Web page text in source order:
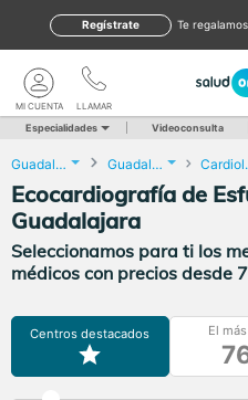
te regalamos
Regístrate
LLAMAR
MI CUENTA
Especialidades Videoconsulta
Guadalajara Guadalajara
Ecocardiografía de
Guadalajara
Seleccionamos para ti los
médicos con precios desde
Centros destacados El